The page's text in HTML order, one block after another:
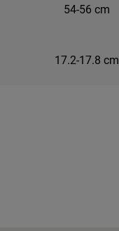
54-56 cm
17.2-17.8 cm